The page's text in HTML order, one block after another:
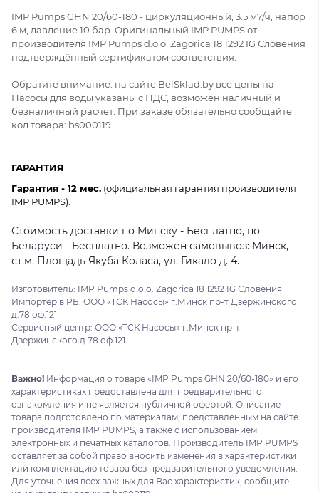
IMP Pumps GHN 20/60-180 - циркуляционный, 3.5 м?/ч, напор
6 м, давление 10 бар. Оригинальный IMP PUMPS от
производителя IMP Pumps d.o.o. Zagorica 18 1292 IG Словения
подтверждённый сертификатом соответствия.
Обратите внимание: на сайте BelSklad.by все цены на
Насосы для воды указаны с НДС, возможен наличный и
безналичный расчет. При заказе обязательно сообщайте
код товара: bs000119.
ГАРАНТИЯ
Гарантия - 12 мес. (официальная гарантия производителя
IMP PUMPS).
Стоимость доставки по Минску - Бесплатно, по
Беларуси - Бесплатно. Возможен самовывоз: Минск,
ст.м. Площадь Якуба Коласа, ул. Гикало д. 4.
Изготовитель: IMP Pumps d.o.o. Zagorica 18 1292 IG Словения
Импортер в РБ: ООО «ТСК Насосы» г.Минск пр-т Дзержинского
д.78 оф.121
Сервисный центр: ООО «ТСК Насосы» г.Минск пр-т
Дзержинского д.78 оф.121
Важно! Информация о товаре «IMP Pumps GHN 20/60-180» и его
характеристиках предоставлена для предварительного
ознакомления и не является публичной офертой. Описание
товара подготовлено по материалам, представленным на сайте
производителя IMP PUMPS, а также с использованием
электронных и печатных каталогов. Производитель IMP PUMPS
оставляет за собой право вносить изменения в характеристики
или комплектацию товара без предварительного уведомления.
Для уточнения всех важных для Вас характеристик, сообщите